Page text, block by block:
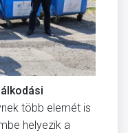
több elemét is
helyezik a